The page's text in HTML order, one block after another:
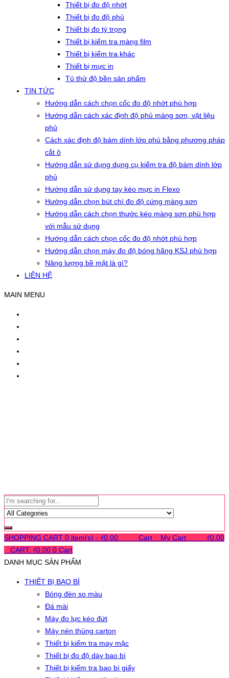
Thiết bị đo độ nhớt
Thiết bị đo độ phủ
Thiết bị đo tỷ trọng
Thiết bị kiểm tra màng film
Thiết bị kiểm tra khác
Thiết bị mực in
Tủ thử độ bền sản phẩm
TIN TỨC
Hướng dẫn cách chọn cốc đo độ nhớt phù hợp
Hướng dẫn cách xác định độ phủ màng sơn, vật liệu
phủ
Cách xác định độ bám dính lớp phủ bằng phương pháp
cắt ô
Hướng dẫn sử dụng dụng cụ kiểm tra độ bám dính lớp
phủ
Hướng dẫn sử dụng tay kéo mực in Flexo
Hướng dẫn chọn bút chì đo độ cứng màng sơn
Hướng dẫn cách chọn thước kéo màng sơn phù hợp
với mẫu sử dụng
Hướng dẫn cách chọn cốc đo độ nhớt phù hợp
Hướng dẫn chọn máy đo độ bóng hãng KSJ phù hợp
Năng lượng bề mặt là gì?
LIÊN HỆ
MAIN MENU
SHOPPING CART 0 item(s) - ₫0.00 Cart My Cart ₫0.00
CART: ₫0.00 0 Cart
DANH MỤC SẢN PHẨM
THIẾT BỊ BAO BÌ
Bóng đèn so màu
Đá mài
Máy đo lực kéo đứt
Máy nén thùng carton
Thiết bị kiểm tra may mặc
Thiết bị đo độ dày bao bì
Thiết bị kiểm tra bao bì giấy